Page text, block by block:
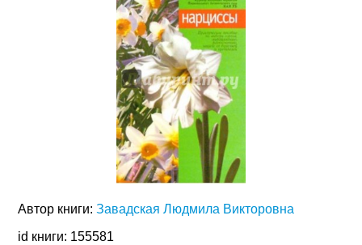
Автор книги:Завадская Людмила Викторовна
id книги: 155581